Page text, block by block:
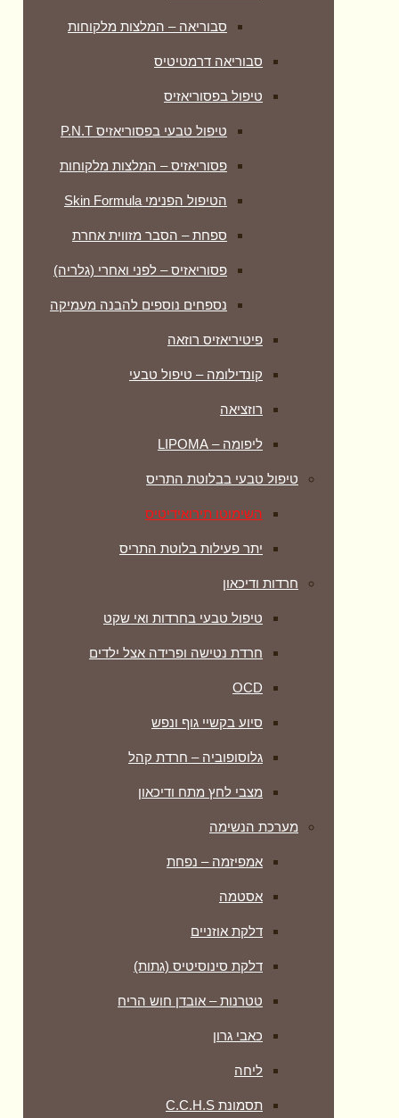
סבוריאה – המלצות מלקוחות
סבוריאה דרמטיטיס
טיפול בפסוריאזיס
טיפול טבעי בפסוריאזיס P.N.T
פסוריאזיס – המלצות מלקוחות
הטיפול הפנימי Skin Formula
ספחת – הסבר מזווית אחרת
פסוריאזיס – לפני ואחרי (גלריה)
נספחים נוספים להבנה מעמיקה
פיטיריאזיס רוזאה
קונדילומה – טיפול טבעי
רוזציאה
ליפומה – LIPOMA
טיפול טבעי בבלוטת התריס
השימוטו תירואידיטיס
יתר פעילות בלוטת התריס
חרדות ודיכאון
טיפול טבעי בחרדות ואי שקט
חרדת נטישה ופרידה אצל ילדים
OCD
סיוע בקשיי גוף ונפש
גלוסופוביה – חרדת קהל
מצבי לחץ מתח ודיכאון
מערכת הנשימה
אמפיזמה – נפחת
אסטמה
דלקת אוזניים
דלקת סינוסיטיס (גתות)
טטרנות – אובדן חוש הריח
כאבי גרון
ליחה
תסמונת C.C.H.S